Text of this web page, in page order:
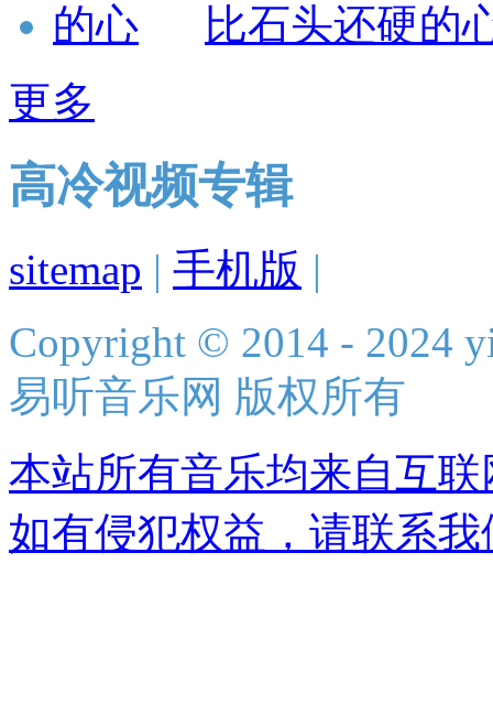
比石头还硬的
更多
高冷视频专辑
sitemap | 手机版 |
Copyright © 2014 - 2024
易听音乐网 版权所有
本站所有音乐均来自互
如有侵犯权益，请联系